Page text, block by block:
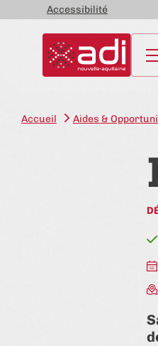
Accessibilité
Accueil Aides &